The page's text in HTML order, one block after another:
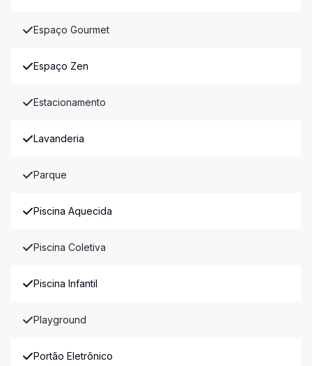
Espaço Gourmet
Espaço Zen
Estacionamento
Lavanderia
Parque
Piscina Aquecida
Piscina Coletiva
Piscina Infantil
Playground
Portão Eletrônico